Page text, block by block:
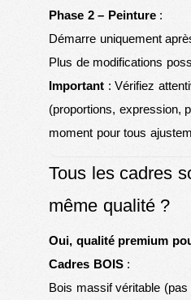
Phase 2 – Peinture:
Démarre uniquement
Plus de modifications
Important : Vérifiez
(proportions, expression,
moment pour tous
Tous les cadres
même qualité ?
Oui, qualité premium
Cadres BOIS:
Bois massif véritable (pas